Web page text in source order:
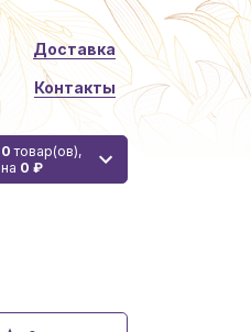
Доставка
Контакты
0 товар(ов),
на 0 ₽